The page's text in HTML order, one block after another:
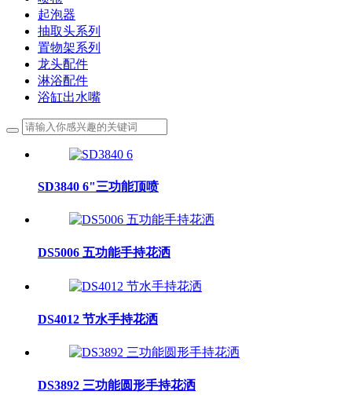
起泡器
抽取头系列
置物架系列
龙头配件
淋浴配件
浴缸出水嘴
SD3840 6"三功能顶喷
DS5006 五功能手持花洒
DS4012 节水手持花洒
DS3892 三功能圆形手持花洒